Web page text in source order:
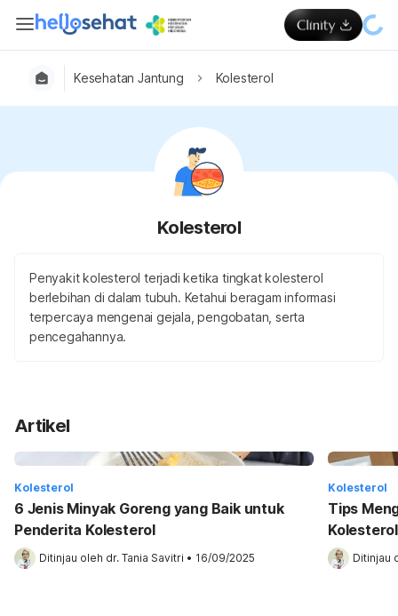
Kesehatan Jantung Kolesterol
Kolesterol
Penyakit kolesterol terjadi ketika tingkat kolesterol
berlebihan di dalam tubuh. Ketahui beragam informasi
terpercaya mengenai gejala, pengobatan, serta
pencegahannya.
Artikel
Kolesterol
6 Jenis Minyak Goreng yang Baik untuk
Penderita Kolesterol
Ditinjau oleh dr. Tania Savitri • 16/09/2025
Kolesterol
Tips
Ditinjau